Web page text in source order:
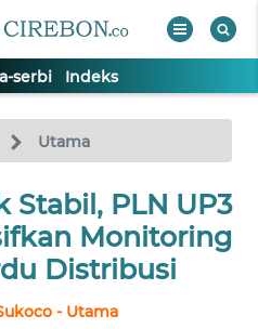
serbi Indeks
Utama
Stabil, PLN UP3
Monitoring
Distribusi
- Utama